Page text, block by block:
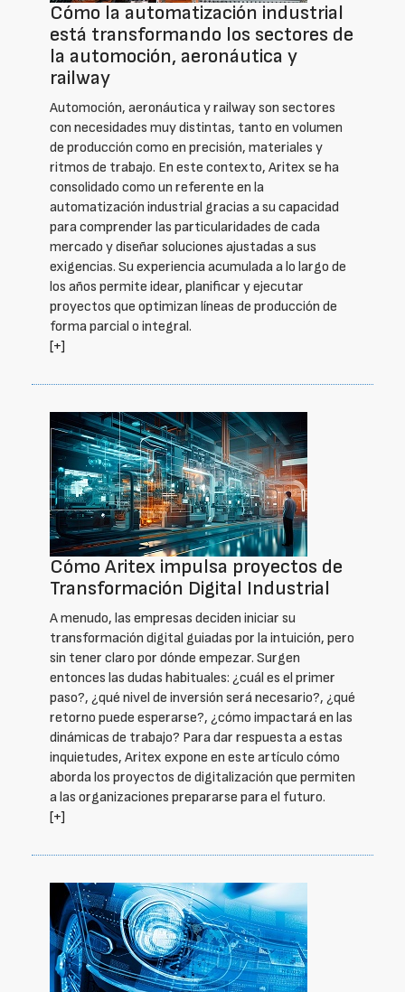
Cómo la automatización industrial
está transformando los sectores de
la automoción, aeronáutica y
railway
Automoción, aeronáutica y railway son sectores
con necesidades muy distintas, tanto en volumen
de producción como en precisión, materiales y
ritmos de trabajo. En este contexto, Aritex se ha
consolidado como un referente en la
automatización industrial gracias a su capacidad
para comprender las particularidades de cada
mercado y diseñar soluciones ajustadas a sus
exigencias. Su experiencia acumulada a lo largo de
los años permite idear, planificar y ejecutar
proyectos que optimizan líneas de producción de
forma parcial o integral.
[+]
Cómo Aritex impulsa proyectos de
Transformación Digital Industrial
A menudo, las empresas deciden iniciar su
transformación digital guiadas por la intuición, pero
sin tener claro por dónde empezar. Surgen
entonces las dudas habituales: ¿cuál es el primer
paso?, ¿qué nivel de inversión será necesario?, ¿qué
retorno puede esperarse?, ¿cómo impactará en las
dinámicas de trabajo? Para dar respuesta a estas
inquietudes, Aritex expone en este artículo cómo
aborda los proyectos de digitalización que permiten
a las organizaciones prepararse para el futuro.
[+]